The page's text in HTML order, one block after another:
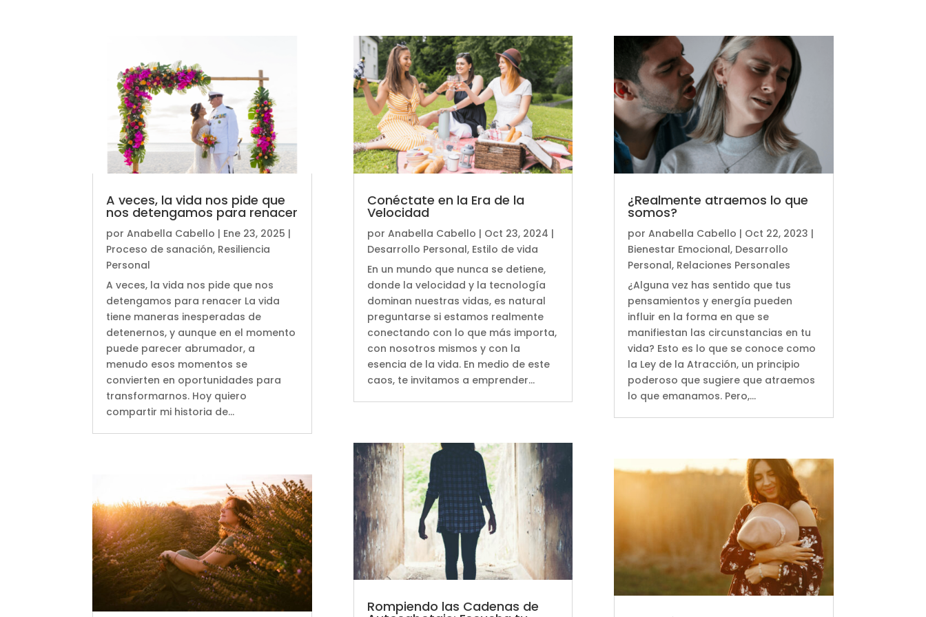
A veces, la vida nos pide que
nos detengamos para renacer
porAnabella Cabello | Ene 23, 2025 |
Proceso de sanación, Resiliencia
Personal
A veces, la vida nos pide que nos
detengamos para renacer La vida
tiene maneras inesperadas de
detenernos, y aunque en el momento
puede parecer abrumador, a
menudo esos momentos se
convierten en oportunidades para
transformarnos. Hoy quiero
compartir mi historia de...
Conéctate en la Era de la
Velocidad
por Anabella Cabello | Oct 23, 2024 |
Desarrollo Personal, Estilo de vida
En un mundo que nunca se detiene,
donde la velocidad y la tecnología
dominan nuestras vidas, es natural
preguntarse si estamos realmente
conectando con lo que más importa,
con nosotros mismos y con la
esencia de la vida. En medio de este
caos, te invitamos a emprender...
Rompiendo las Cadenas de
¿Realmente atraemos lo que
somos?
por Anabella Cabello | Oct 22, 2023 |
Bienestar Emocional, Desarrollo
Personal, Relaciones Personales
¿Alguna vez has sentido que tus
pensamientos y energía pueden
influir en la forma en que se
manifiestan las circunstancias en tu
vida? Esto es lo que se conoce como
la Ley de la Atracción, un principio
poderoso que sugiere que atraemos
lo que emanamos. Pero,...